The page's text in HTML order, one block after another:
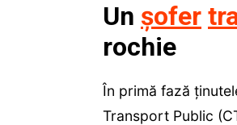
Un șofer
rochie
În primă fază
Transport Public